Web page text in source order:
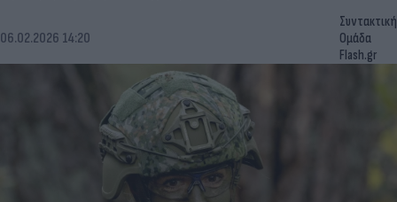
06.02.2026 14:20
Συντακτική
Ομάδα
Flash.gr